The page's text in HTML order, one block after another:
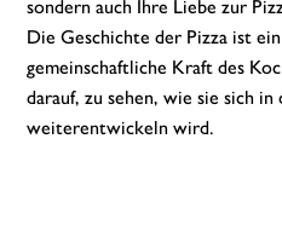
sondern auch Ihre Liebe zur
Die Geschichte der Pizza ist
gemeinschaftliche Kraft des
darauf, zu sehen, wie sie sich in
weiterentwickeln wird.